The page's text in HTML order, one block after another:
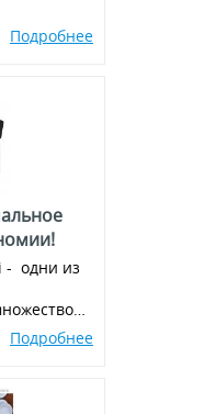
Подробнее
- одни из
всегда в
Подробнее